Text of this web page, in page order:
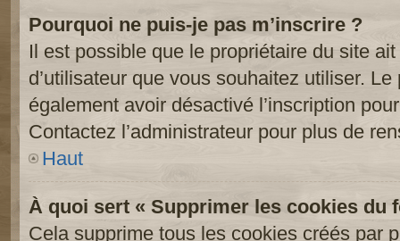
Pourquoi ne puis-je pas m’inscrire ?
Il est possible que le propriétaire du site
d’utilisateur que vous souhaitez utiliser.
également avoir désactivé l’inscription
Contactez l’administrateur pour plus de
Haut
À quoi sert « Supprimer les cookies du
Cela supprime tous les cookies créés par